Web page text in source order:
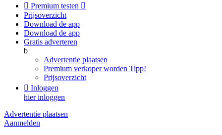
 Premium testen 
Prijsoverzicht
Download de app
Download de app
Gratis adverteren
b
Advertentie plaatsen
Premium verkoper worden Tipp!
Prijsoverzicht
 Inloggen
hier inloggen
Advertentie plaatsen
Aanmelden